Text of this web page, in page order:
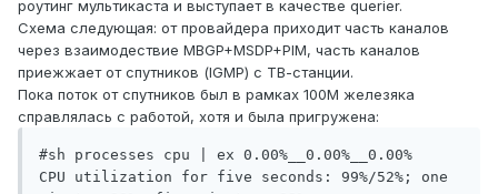
роутинг мультикаста и выступает в качестве querier.
Схема следующая: от провайдера приходит часть каналов
через взаимодествие MBGP+MSDP+PIM, часть каналов
приежжает от спутников (IGMP) c ТВ-станции.
Пока поток от спутников был в рамках 100М железяка
справлялась с работой, хотя и была пригружена:
#sh processes cpu | ex 0.00%__0.00%__0.00%
CPU utilization for five seconds: 99%/52%; one